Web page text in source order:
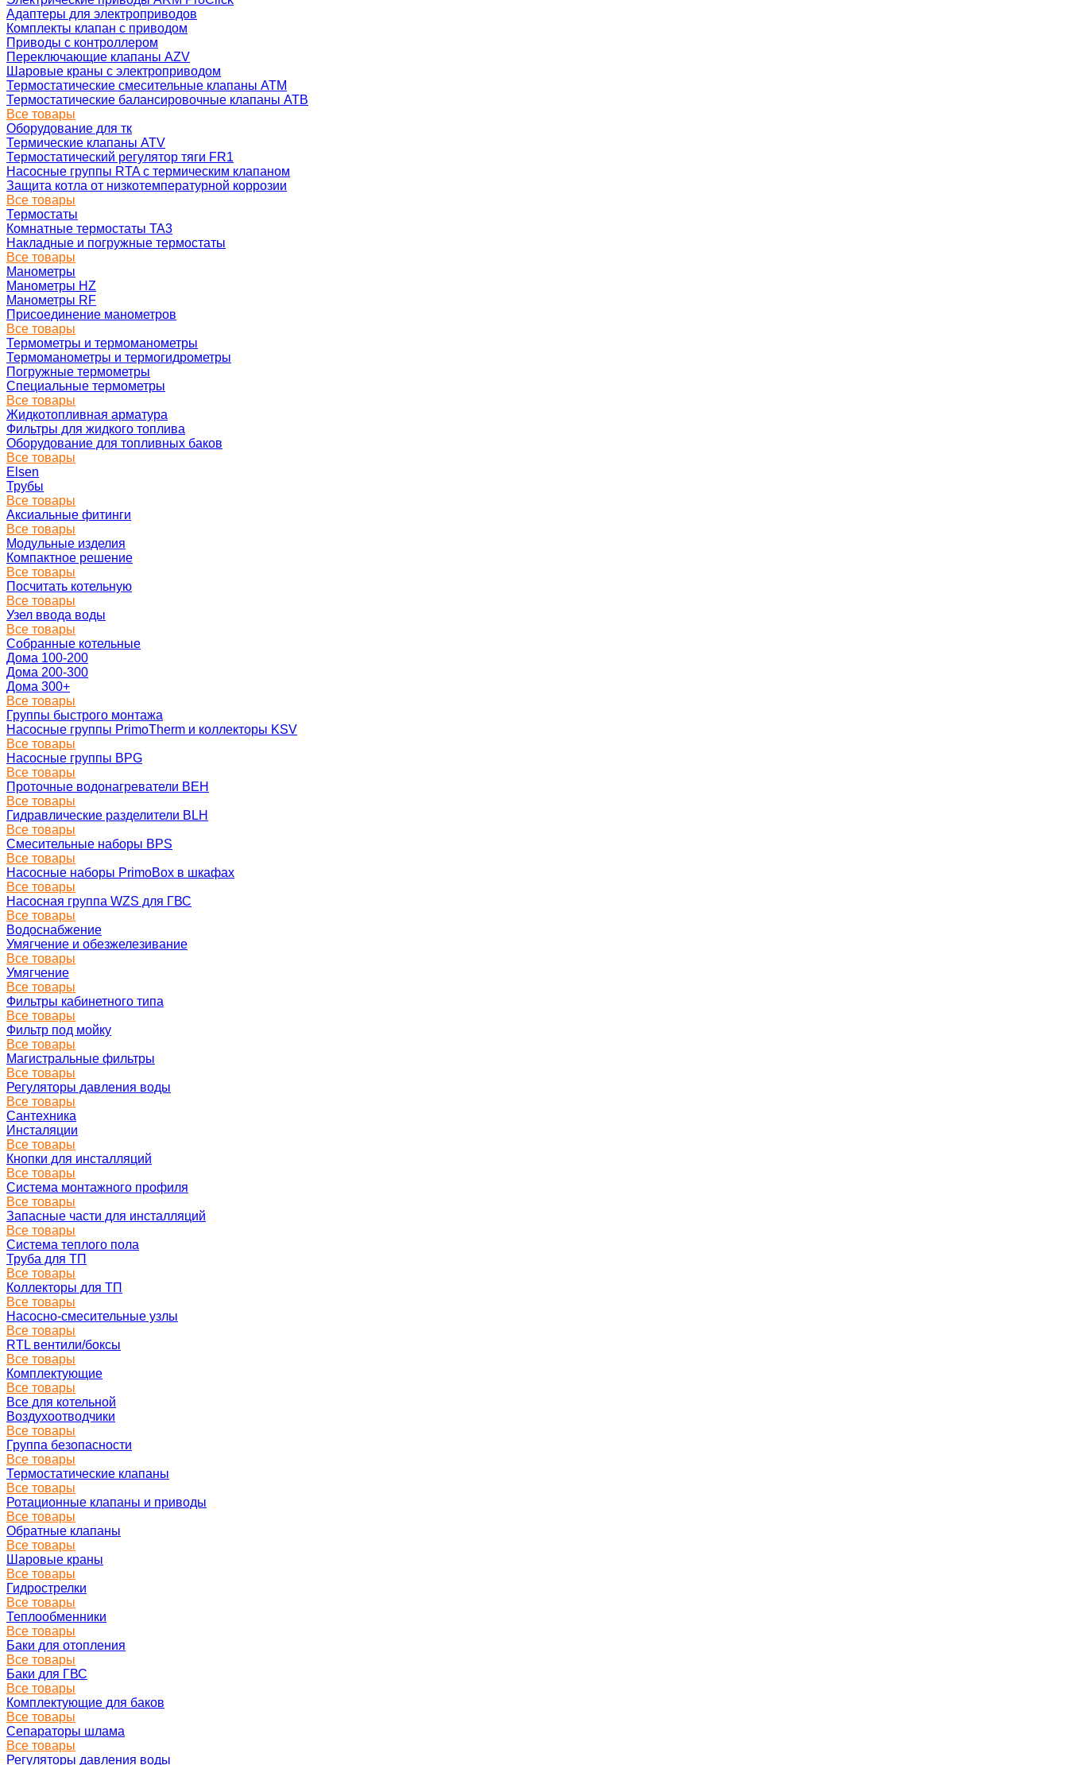
Адаптеры для электроприводов
Комплекты клапан с приводом
Приводы с контроллером
Переключающие клапаны AZV
Шаровые краны с электроприводом
Термостатические смесительные клапаны ATM
Термостатические балансировочные клапаны ATB
Все товары
Оборудование для тк
Термические клапаны ATV
Термостатический регулятор тяги FR1
Насосные группы RTA с термическим клапаном
Защита котла от низкотемпературной коррозии
Все товары
Термостаты
Комнатные термостаты TA3
Накладные и погружные термостаты
Все товары
Манометры
Манометры HZ
Манометры RF
Присоединение манометров
Все товары
Термометры и термоманометры
Термоманометры и термогидрометры
Погружные термометры
Специальные термометры
Все товары
Жидкотопливная арматура
Фильтры для жидкого топлива
Оборудование для топливных баков
Все товары
Elsen
Трубы
Все товары
Аксиальные фитинги
Все товары
Модульные изделия
Компактное решение
Все товары
Посчитать котельную
Все товары
Узел ввода воды
Все товары
Собранные котельные
Дома 100-200
Дома 200-300
Дома 300+
Все товары
Группы быстрого монтажа
Насосные группы PrimoTherm и коллекторы KSV
Все товары
Насосные группы BPG
Все товары
Проточные водонагреватели BEH
Все товары
Гидравлические разделители BLH
Все товары
Смесительные наборы BPS
Все товары
Насосные наборы PrimoBox в шкафах
Все товары
Насосная группа WZS для ГВС
Все товары
Водоснабжение
Умягчение и обезжелезивание
Все товары
Умягчение
Все товары
Фильтры кабинетного типа
Все товары
Фильтр под мойку
Все товары
Магистральные фильтры
Все товары
Регуляторы давления воды
Все товары
Сантехника
Инсталяции
Все товары
Кнопки для инсталляций
Все товары
Система монтажного профиля
Все товары
Запасные части для инсталляций
Все товары
Система теплого пола
Труба для ТП
Все товары
Коллекторы для ТП
Все товары
Насосно-смесительные узлы
Все товары
RTL вентили/боксы
Все товары
Комплектующие
Все товары
Все для котельной
Воздухоотводчики
Все товары
Группа безопасности
Все товары
Термостатические клапаны
Все товары
Ротационные клапаны и приводы
Все товары
Обратные клапаны
Все товары
Шаровые краны
Все товары
Гидрострелки
Все товары
Теплообменники
Все товары
Баки для отопления
Все товары
Баки для ГВС
Все товары
Комплектующие для баков
Все товары
Сепараторы шлама
Все товары
Регуляторы давления воды